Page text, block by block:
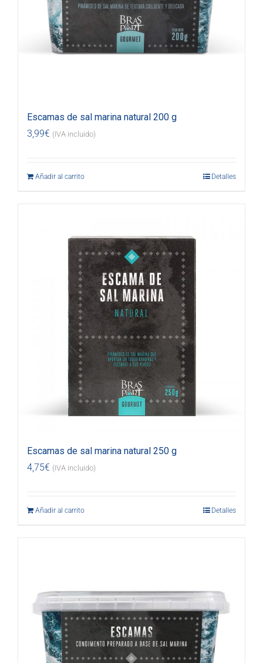
Escamas de sal marina natural 200 g
3,99€ (IVA incluido)
Añadir al carrito Detalles
Escamas de sal marina natural 250 g
4,75€ (IVA incluido)
Añadir al carrito Detalles